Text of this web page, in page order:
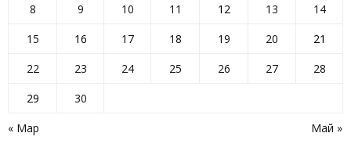
« Мар Май »
8
9 10 11 12 13
14
15
16 17 18 19 20
21
22
23 24 25 26 27
28
29
30